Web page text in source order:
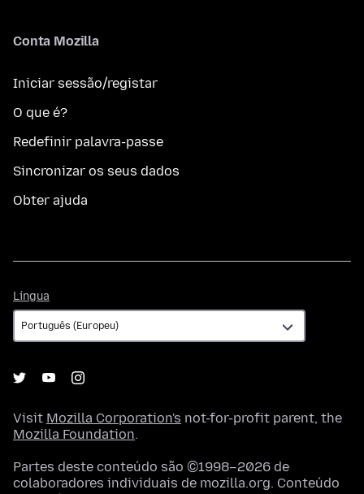
Conta Mozilla
Iniciar sessão/registar
O que é?
Redefinir palavra-passe
Sincronizar os seus dados
Obter ajuda
Língua
Visit Mozilla Corporation's not-for-profit parent, the
Mozilla Foundation.
Partes deste conteúdo são ©1998–2026 de
colaboradores individuais de mozilla.org. Conteúdo